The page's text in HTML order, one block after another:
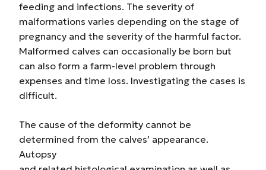
feeding and infections. The severity of
malformations varies depending on the stage of
pregnancy and the severity of the harmful factor.
Malformed calves can occasionally be born but
can also form a farm-level problem through
expenses and time loss. Investigating the cases is
difficult.
The cause of the deformity cannot be
determined from the calves’ appearance.
Autopsy